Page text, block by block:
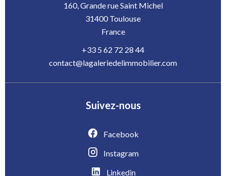
160, Grande rue Saint Michel
31400Toulouse
France
+33 5 62 72 28 44
contact@lagaleriedelimmobilier.com
Suivez-nous
Facebook
Instagram
Linkedin